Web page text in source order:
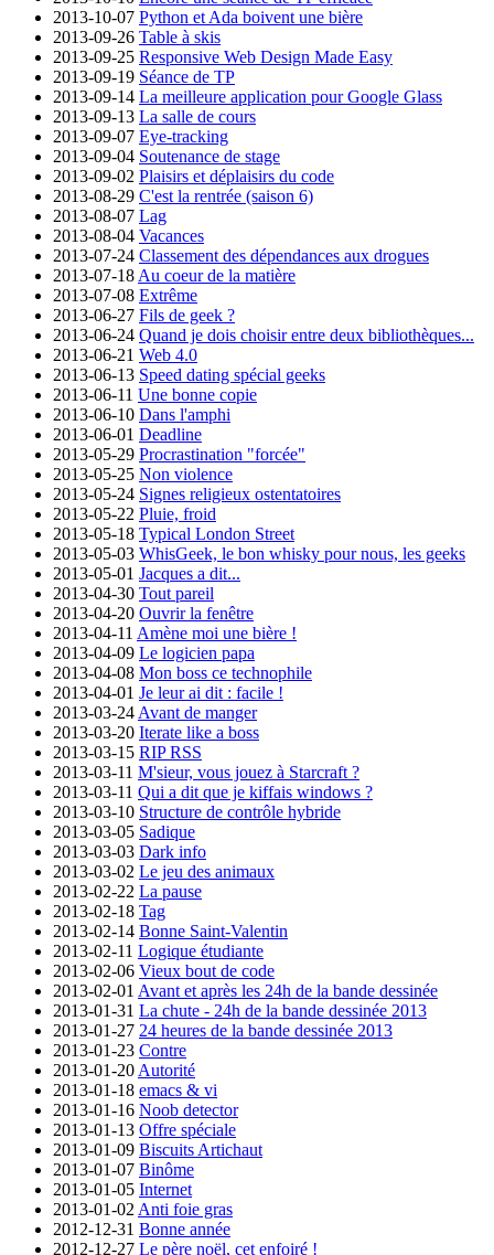
2013-10-07 Python et Ada boivent une bière
2013-09-26 Table à skis
2013-09-25 Responsive Web Design Made Easy
2013-09-19 Séance de TP
2013-09-14 La meilleure application pour Google Glass
2013-09-13 La salle de cours
2013-09-07 Eye-tracking
2013-09-04 Soutenance de stage
2013-09-02 Plaisirs et déplaisirs du code
2013-08-29 C'est la rentrée (saison 6)
2013-08-07 Lag
2013-08-04 Vacances
2013-07-24 Classement des dépendances aux drogues
2013-07-18 Au coeur de la matière
2013-07-08 Extrême
2013-06-27 Fils de geek ?
2013-06-24 Quand je dois choisir entre deux bibliothèques...
2013-06-21 Web 4.0
2013-06-13 Speed dating spécial geeks
2013-06-11 Une bonne copie
2013-06-10 Dans l'amphi
2013-06-01 Deadline
2013-05-29 Procrastination "forcée"
2013-05-25 Non violence
2013-05-24 Signes religieux ostentatoires
2013-05-22 Pluie, froid
2013-05-18 Typical London Street
2013-05-03 WhisGeek, le bon whisky pour nous, les geeks
2013-05-01 Jacques a dit...
2013-04-30 Tout pareil
2013-04-20 Ouvrir la fenêtre
2013-04-11 Amène moi une bière !
2013-04-09 Le logicien papa
2013-04-08 Mon boss ce technophile
2013-04-01 Je leur ai dit : facile !
2013-03-24 Avant de manger
2013-03-20 Iterate like a boss
2013-03-15 RIP RSS
2013-03-11 M'sieur, vous jouez à Starcraft ?
2013-03-11 Qui a dit que je kiffais windows ?
2013-03-10 Structure de contrôle hybride
2013-03-05 Sadique
2013-03-03 Dark info
2013-03-02 Le jeu des animaux
2013-02-22 La pause
2013-02-18 Tag
2013-02-14 Bonne Saint-Valentin
2013-02-11 Logique étudiante
2013-02-06 Vieux bout de code
2013-02-01 Avant et après les 24h de la bande dessinée
2013-01-31 La chute - 24h de la bande dessinée 2013
2013-01-27 24 heures de la bande dessinée 2013
2013-01-23 Contre
2013-01-20 Autorité
2013-01-18 emacs & vi
2013-01-16 Noob detector
2013-01-13 Offre spéciale
2013-01-09 Biscuits Artichaut
2013-01-07 Binôme
2013-01-05 Internet
2013-01-02 Anti foie gras
2012-12-31 Bonne année
2012-12-27 Le père noël, cet enfoiré !